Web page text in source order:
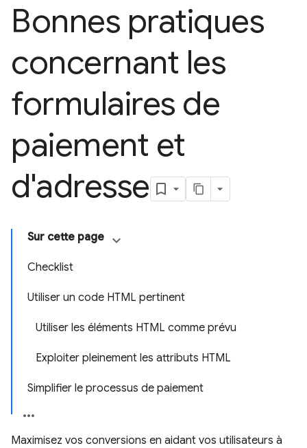
Bonnes pratiques
concernant les
formulaires de
paiement et
d'adresse
Sur cette page
Checklist
Utiliser un code HTML pertinent
Utiliser les éléments HTML comme prévu
Exploiter pleinement les attributs HTML
Simplifier le processus de paiement
Maximisez vos conversions en aidant vos utilisateurs à